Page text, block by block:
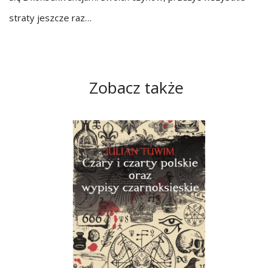
straty jeszcze raz…
Zobacz także